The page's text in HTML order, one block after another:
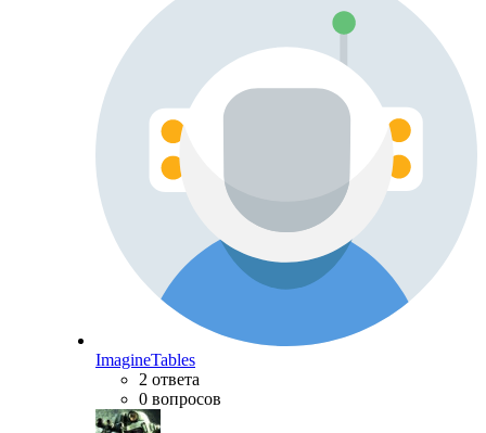
ImagineTables
2 ответа
0 вопросов